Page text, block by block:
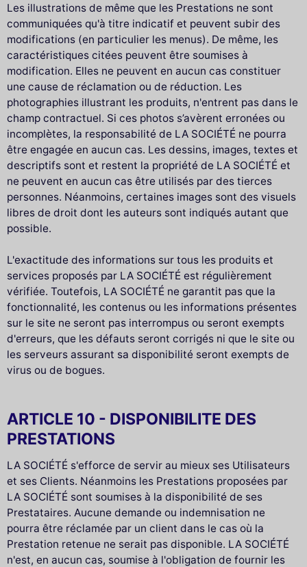
Les illustrations de même que les Prestations ne sont
communiquées qu'à titre indicatif et peuvent subir des
modifications (en particulier les menus). De même, les
caractéristiques citées peuvent être soumises à
modification. Elles ne peuvent en aucun cas constituer
une cause de réclamation ou de réduction. Les
photographies illustrant les produits, n'entrent pas dans le
champ contractuel. Si ces photos s’avèrent erronées ou
incomplètes, la responsabilité de LA SOCIÉTÉ ne pourra
être engagée en aucun cas. Les dessins, images, textes et
descriptifs sont et restent la propriété de LA SOCIÉTÉ et
ne peuvent en aucun cas être utilisés par des tierces
personnes. Néanmoins, certaines images sont des visuels
libres de droit dont les auteurs sont indiqués autant que
possible.
L'exactitude des informations sur tous les produits et
services proposés par LA SOCIÉTÉ est régulièrement
vérifiée. Toutefois, LA SOCIÉTÉ ne garantit pas que la
fonctionnalité, les contenus ou les informations présentes
sur le site ne seront pas interrompus ou seront exempts
d'erreurs, que les défauts seront corrigés ni que le site ou
les serveurs assurant sa disponibilité seront exempts de
virus ou de bogues.
ARTICLE 10 - DISPONIBILITE DES
PRESTATIONS
LA SOCIÉTÉ s'efforce de servir au mieux ses Utilisateurs
et ses Clients. Néanmoins les Prestations proposées par
LA SOCIÉTÉ sont soumises à la disponibilité de ses
Prestataires. Aucune demande ou indemnisation ne
pourra être réclamée par un client dans le cas où la
Prestation retenue ne serait pas disponible. LA SOCIÉTÉ
n'est, en aucun cas, soumise à l'obligation de fournir les